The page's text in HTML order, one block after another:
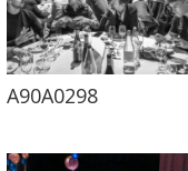
A90A0298